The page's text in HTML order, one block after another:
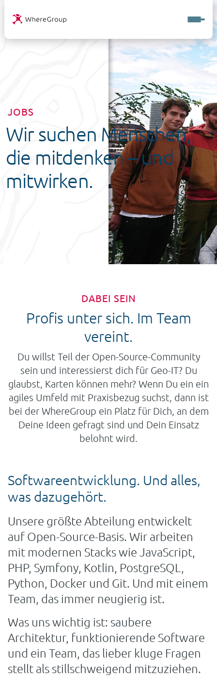
JOBS
Wir suchen Menschen,
die mitdenken – und
mitwirken.
DABEI SEIN
Profis unter sich. Im Team
vereint.
Du willst Teil der Open-Source-Community
sein und interessierst dich für Geo-IT? Du
glaubst, Karten können mehr? Wenn Du ein ein
agiles Umfeld mit Praxisbezug suchst, dann ist
bei der WhereGroup ein Platz für Dich, an dem
Deine Ideen gefragt sind und Dein Einsatz
belohnt wird.
Softwareentwicklung. Und alles,
was dazugehört.
Unsere größte Abteilung entwickelt
auf Open-Source-Basis. Wir arbeiten
mit modernen Stacks wie JavaScript,
PHP, Symfony, Kotlin, PostgreSQL,
Python, Docker und Git. Und mit einem
Team, das immer neugierig ist.
Was uns wichtig ist: saubere
Architektur, funktionierende Software
und ein Team, das lieber kluge Fragen
stellt als stillschweigend mitzuziehen.